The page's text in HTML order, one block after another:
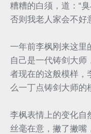
糟糟的白须，道：“
否则我老人家会不好
一年前李枫刚来这里
自己是一代铸剑大师
者现在的这般模样，
么一丁点铸剑大师的
李枫表情上的变化自
丝毫在意，撇了撇嘴